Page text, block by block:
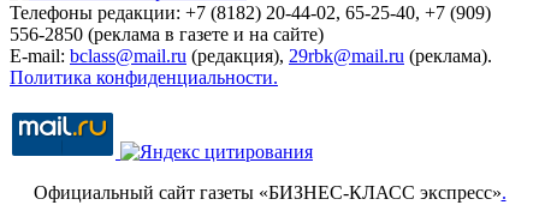
Телефоны редакции: +7 (8182) 20-44-02, 65-25-40, +7 (909)
556-2850 (реклама в газете и на сайте)
E-mail: bclass@mail.ru (редакция), 29rbk@mail.ru (реклама).
Политика конфиденциальности.
Официальный сайт газеты «БИЗНЕС-КЛАСС экспресс».